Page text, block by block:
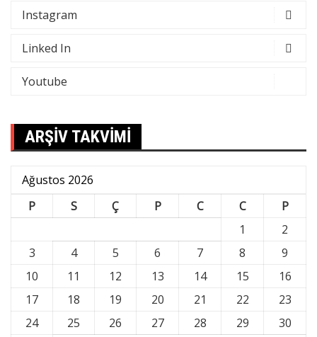
Instagram
Linked In
Youtube
ARŞİV TAKVİMİ
Ağustos 2026
P
S Ç P C C
P
1
2
3
4 5 6 7 8
9
10
11 12 13 14 15
16
17
18 19 20 21 22
23
24
25 26 27 28 29
30